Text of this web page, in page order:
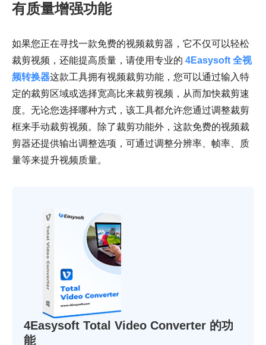
有质量增强功能
如果您正在寻找一款免费的视频裁剪器，它不仅可以轻松
裁剪视频，还能提高质量，请使用专业的 4Easysoft 全视
频转换器这款工具拥有视频裁剪功能，您可以通过输入特
定的裁剪区域或选择宽高比来裁剪视频，从而加快裁剪速
度。无论您选择哪种方式，该工具都允许您通过调整裁剪
框来手动裁剪视频。除了裁剪功能外，这款免费的视频裁
剪器还提供输出调整选项，可通过调整分辨率、帧率、质
量等来提升视频质量。
4Easysoft Total Video Converter 的功
能